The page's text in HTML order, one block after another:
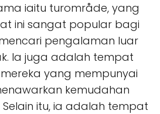
iaitu turområde, yang
ini sangat popular bagi
pengalaman luar
Ia juga adalah tempat
yang mempunyai
kemudahan
itu, ia adalah tempat